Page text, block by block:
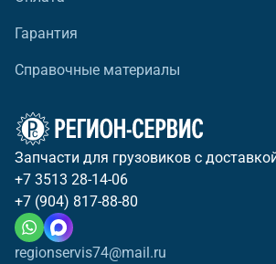
Гарантия
Справочные материалы
Запчасти для грузовиков с
+7 3513 28-14-06
+7 (904) 817-88-80
regionservis74@mail.ru